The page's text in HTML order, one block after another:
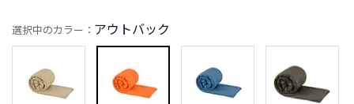
選択中のカラー： アウトバック